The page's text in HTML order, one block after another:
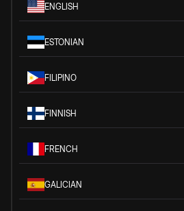
ENGLISH
ESTONIAN
FILIPINO
FINNISH
FRENCH
GALICIAN